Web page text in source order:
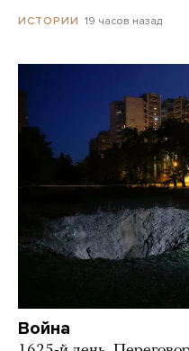
ИСТОРИИ 19 часов назад
Война